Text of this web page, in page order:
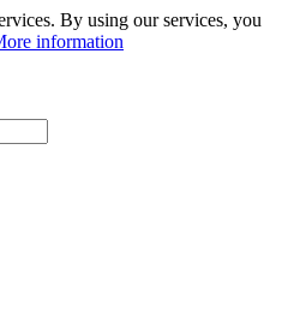
By using our services, you
information